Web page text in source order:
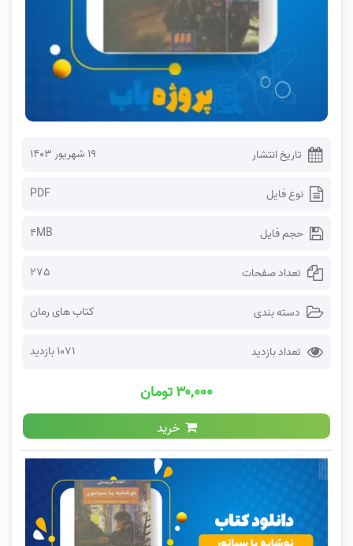
تاریخ انتشار ۱۹ شهریور ۱۴۰۳
نوع فایل PDF
حجم فایل 4MB
تعداد صفحات 275
دسته بندی کتاب های رمان
تعداد بازدید 1071 بازدید
۳۰,۰۰۰ تومان
خرید